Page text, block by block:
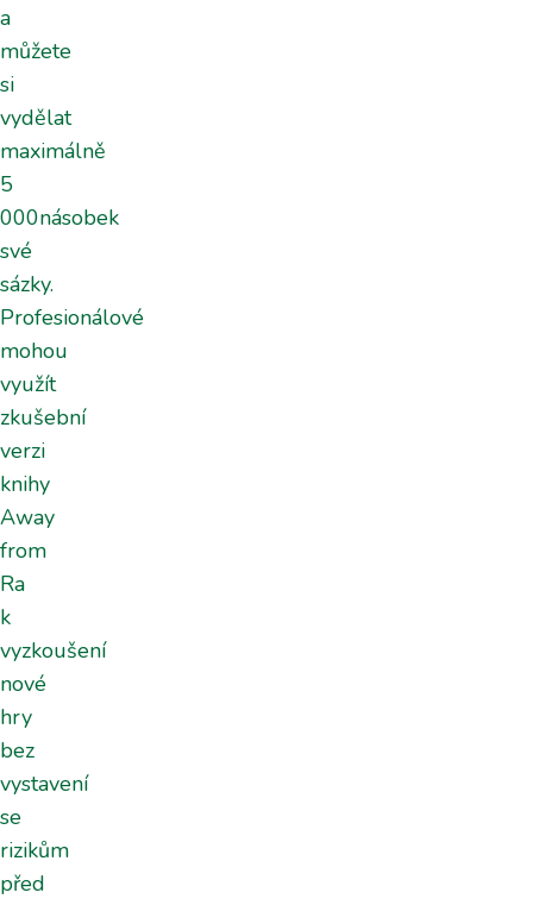
a
můžete
si
vydělat
maximálně
5
000násobek
své
sázky.
Profesionálové
mohou
využít
zkušební
verzi
knihy
Away
from
Ra
k
vyzkoušení
nové
hry
bez
vystavení
se
rizikům
před